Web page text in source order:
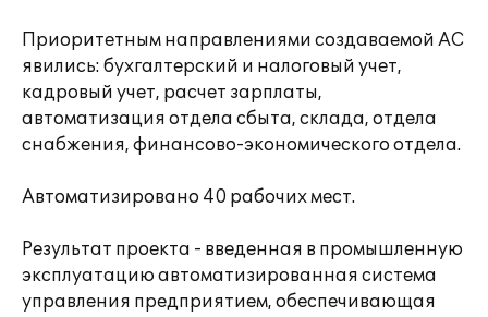
Приоритетным направлениями создаваемой АС
явились: бухгалтерский и налоговый учет,
кадровый учет, расчет зарплаты,
автоматизация отдела сбыта, склада, отдела
снабжения, финансово-экономического отдела.
Автоматизировано 40 рабочих мест.
Результат проекта - введенная в промышленную
эксплуатацию автоматизированная система
управления предприятием, обеспечивающая